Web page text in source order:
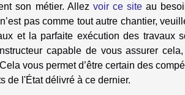
son métier. Allez voir ce siteau
pas comme tout autre chantier,
et la parfaite exécution des travaux
capable de vous assurer
vous permet d’être certain des
de l'État délivré à ce dernier.